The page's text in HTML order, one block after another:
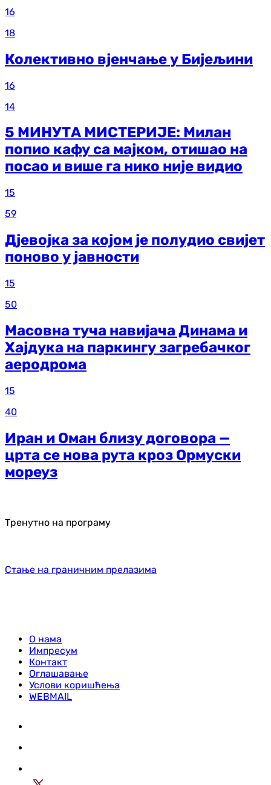
16
18
Колективно вјенчање у Бијељини
16
14
5 МИНУТА МИСТЕРИЈЕ: Милан
попио кафу са мајком, отишао на
посао и више га нико није видио
15
59
Дјевојка за којом је полудио свијет
поново у јавности
15
50
Масовна туча навијача Динама и
Хајдука на паркингу загребачког
аеродрома
15
40
Иран и Оман близу договора —
црта се нова рута кроз Ормуски
мореуз
Тренутно на програму
Стање на граничним прелазима
О нама
Импресум
Контакт
Оглашавање
Услови коришћења
WEBMAIL